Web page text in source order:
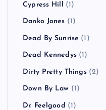
Cypress Hill (1)
Danko Jones (1)
Dead By Sunrise (1)
Dead Kennedys(1)
Dirty Pretty Things(2)
Down By Law (1)
Dr. Feelgood (1)